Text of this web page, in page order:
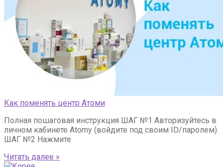
Как поменять центр Атоми
Полная пошаговая инструкция ШАГ №1 Авторизуйтесь в
личном кабинете Atomy (войдите под своим ID/паролем).
ШАГ №2 Нажмите
Читать далее »